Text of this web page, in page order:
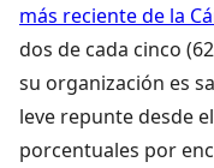
más reciente de la
dos de cada cinco
su organización es
leve repunte desde
porcentuales por